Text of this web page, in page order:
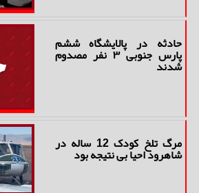
حادثه در پالایشگاه ششم
پارس جنوبی ۳ نفر مصدوم
شدند
مرگ تلخ کودک 12 ساله در
شاهرود احیا بی نتیجه بود